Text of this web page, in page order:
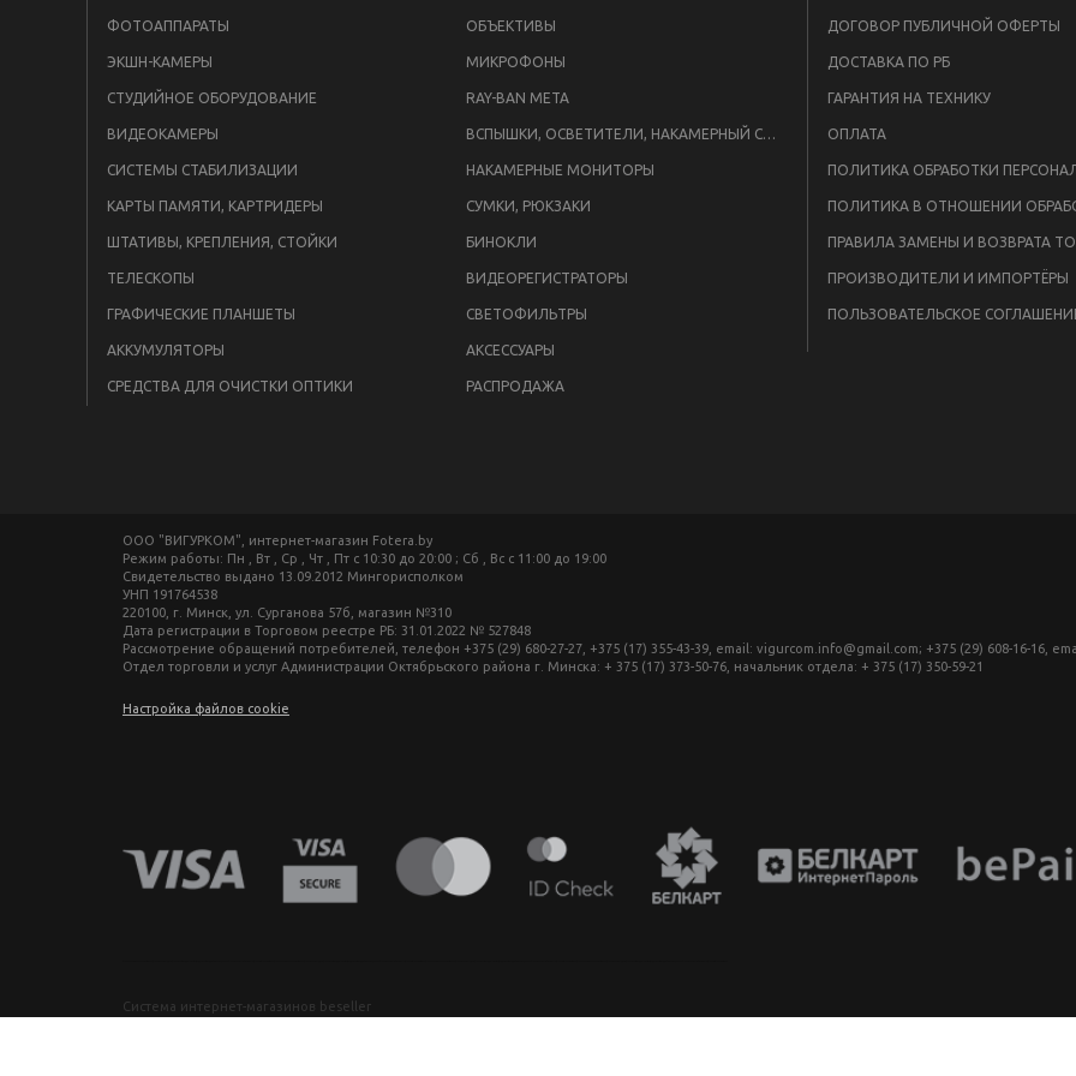
ФОТОАППАРАТЫ ОБЪЕКТИВЫ
ЭКШН-КАМЕРЫ МИКРОФОНЫ
СТУДИЙНОЕ ОБОРУДОВАНИЕ RAY-BAN META
ВИДЕОКАМЕРЫ ВСПЫШКИ, ОСВЕТИТЕЛИ, НАКАМЕРНЫЙ СВЕТ
СИСТЕМЫ СТАБИЛИЗАЦИИ НАКАМЕРНЫЕ МОНИТОРЫ
КАРТЫ ПАМЯТИ, КАРТРИДЕРЫ СУМКИ, РЮКЗАКИ
ШТАТИВЫ, КРЕПЛЕНИЯ, СТОЙКИ БИНОКЛИ
ТЕЛЕСКОПЫ ВИДЕОРЕГИСТРАТОРЫ
ГРАФИЧЕСКИЕ ПЛАНШЕТЫ СВЕТОФИЛЬТРЫ
АККУМУЛЯТОРЫ АКСЕССУАРЫ
СРЕДСТВА ДЛЯ ОЧИСТКИ ОПТИКИ РАСПРОДАЖА
ДОГОВОР ПУБЛИЧНОЙ ОФЕРТЫ
ДОСТАВКА ПО РБ
ГАРАНТИЯ НА ТЕХНИКУ
ОПЛАТА
ПРАВИЛА ЗАМЕНЫ И ВОЗВРАТА
ПРОИЗВОДИТЕЛИ И ИМПОРТЁРЫ
ПОЛЬЗОВАТЕЛЬСКОЕ
ООО "ВИГУРКОМ", интернет-магазин Fotera.by
Режим работы: Пн , Вт , Ср , Чт , Пт c 10:30 до 20:00 ; Сб , Вс c 11:00 до 19:00
Свидетельство выдано 13.09.2012 Мингорисполком
УНП 191764538
220100, г. Минск, ул. Сурганова 57б, магазин №310
Дата регистрации в Торговом реестре РБ: 31.01.2022 № 527848
Рассмотрение обращений потребителей, телефон +375 (29) 680-27-27, +375 (17) 355-43-39, email: vigurcom.info@gmail.com; +375 (29) 608-16-16,
Отдел торговли и услуг Администрации Октябрьского района г. Минска: + 375 (17) 373-50-76, начальник отдела: + 375 (17) 350-59-21
Настройка файлов cookie
Система интернет-магазинов beseller